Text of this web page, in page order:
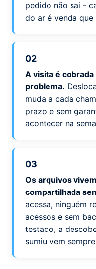
pedido não sai -
do ar é venda que
02
A visita é
problema.
muda a cada
prazo e sem
acontecer na
03
Os arquivos
compartilhada
acessa, ninguém
acessos e sem
testado, a
sumiu vem